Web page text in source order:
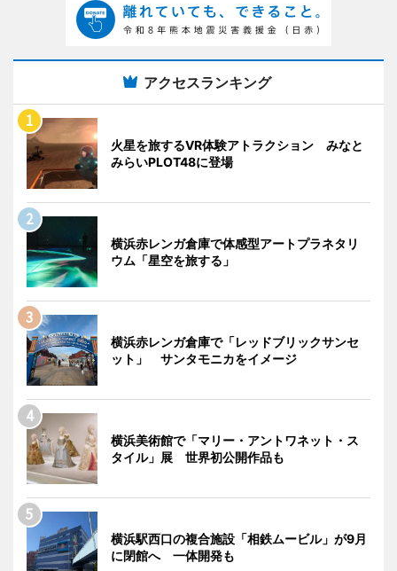
アクセスランキング
火星を旅するVR体験アトラクション みなと
みらいPLOT48に登場
横浜赤レンガ倉庫で体感型アートプラネタリ
ウム「星空を旅する」
横浜赤レンガ倉庫で「レッドブリックサンセ
ット」 サンタモニカをイメージ
横浜美術館で「マリー・アントワネット・ス
タイル」展 世界初公開作品も
横浜駅西口の複合施設「相鉄ムービル」が9月
に閉館へ 一体開発も